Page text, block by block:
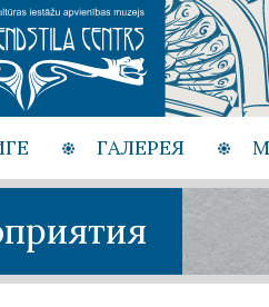
ГАЛЕРЕЯ